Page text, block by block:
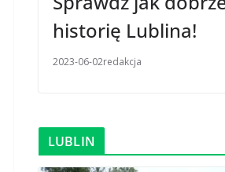
historię Lublina!
2023-06-02redakcja
LUBLIN